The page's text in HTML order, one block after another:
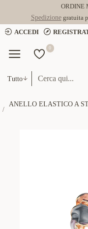
ORDINE
Spedizionegratuita
ACCEDI
0
Tutto
ANELLO ELASTICO A